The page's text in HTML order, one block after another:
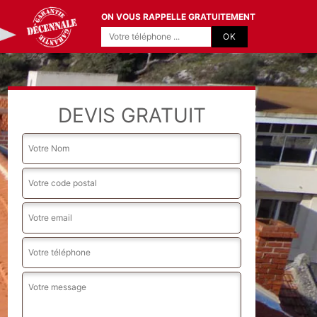
ON VOUS RAPPELLE GRATUITEMENT
DEVIS GRATUIT